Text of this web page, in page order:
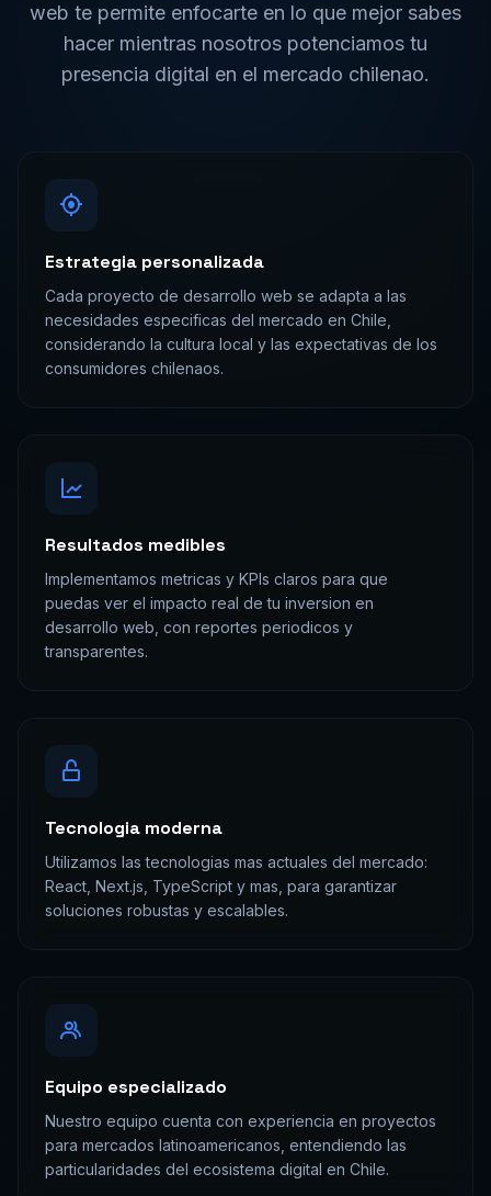
web te permite enfocarte en lo que mejor sabes
hacer mientras nosotros potenciamos tu
presencia digital en el mercado chilenao.
Estrategia personalizada
Cada proyecto de desarrollo web se adapta a las
necesidades especificas del mercado en Chile,
considerando la cultura local y las expectativas de los
consumidores chilenaos.
Resultados medibles
Implementamos metricas y KPIs claros para que
puedas ver el impacto real de tu inversion en
desarrollo web, con reportes periodicos y
transparentes.
Tecnologia moderna
Utilizamos las tecnologias mas actuales del mercado:
React, Next.js, TypeScript y mas, para garantizar
soluciones robustas y escalables.
Equipo especializado
Nuestro equipo cuenta con experiencia en proyectos
para mercados latinoamericanos, entendiendo las
particularidades del ecosistema digital en Chile.